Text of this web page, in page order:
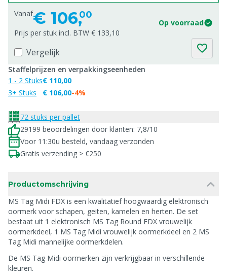
Vanaf€ 106,00
Op voorraad
Prijs per stuk incl. BTW € 133,10
Vergelijk
Staffelprijzen en verpakkingseenheden
1 - 2 Stuks
3+ Stuks
€ 110,00
€ 106,00-4%
72 stuks per pallet
29199 beoordelingen door klanten: 7,8/10
Voor 11:30u besteld, vandaag verzonden
Gratis verzending > €250
Productomschrijving
MS Tag Midi FDX is een kwalitatief hoogwaardig elektronisch
oormerk voor schapen, geiten, kamelen en herten. De set
bestaat uit 1 elektronisch MS Tag Round FDX vrouwelijk
oormerkdeel, 1 MS Tag Midi vrouwelijk oormerkdeel en 2 MS
Tag Midi mannelijke oormerkdelen.
De MS Tag Midi oormerken zijn verkrijgbaar in verschillende
kleuren.